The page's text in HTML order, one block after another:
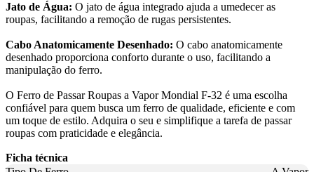
Jato de Água: O jato de água integrado ajuda a umedecer as
roupas, facilitando a remoção de rugas persistentes.
Cabo Anatomicamente Desenhado: O cabo anatomicamente
desenhado proporciona conforto durante o uso, facilitando a
manipulação do ferro.
O Ferro de Passar Roupas a Vapor Mondial F-32 é uma escolha
confiável para quem busca um ferro de qualidade, eficiente e com
um toque de estilo. Adquira o seu e simplifique a tarefa de passar
roupas com praticidade e elegância.
Ficha técnica